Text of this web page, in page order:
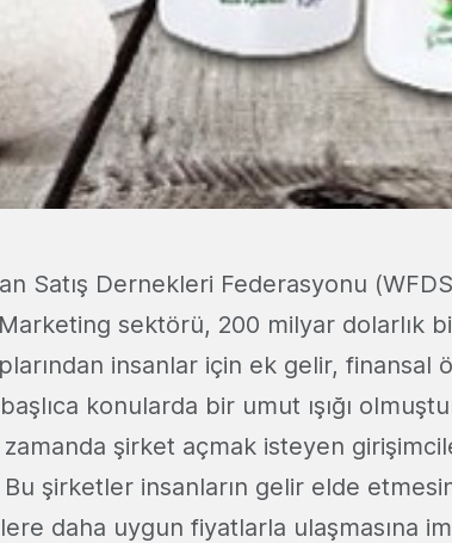
Satış Dernekleri Federasyonu
sektörü, 200 milyar dolarlık
insanlar için ek gelir, finansal
konularda bir umut ışığı
zamanda şirket açmak isteyen
şirketler insanların gelir elde
daha uygun fiyatlarla ulaşmasına